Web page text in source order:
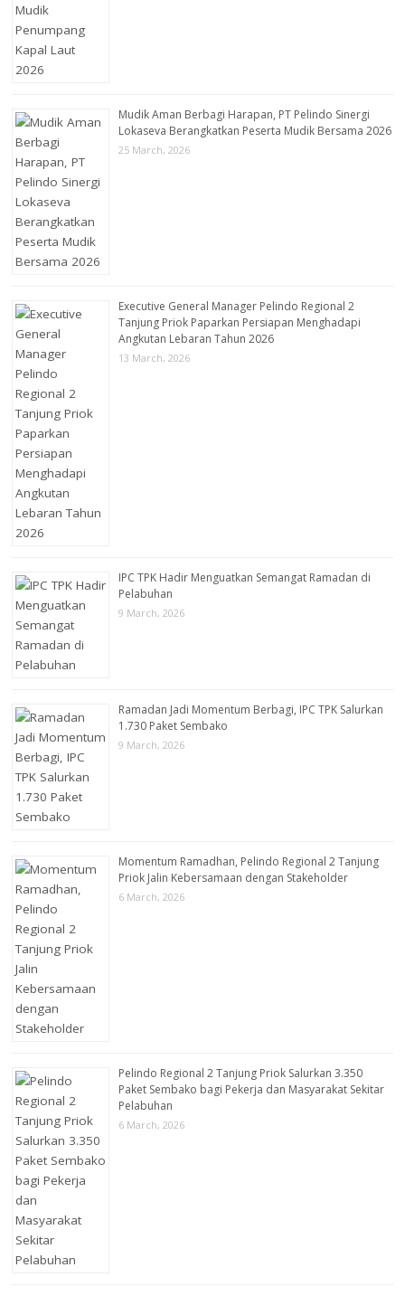
Mudik Aman Berbagi Harapan, PT Pelindo Sinergi
Lokaseva Berangkatkan Peserta Mudik Bersama 2026
25 March, 2026
Executive General Manager Pelindo Regional 2
Tanjung Priok Paparkan Persiapan Menghadapi
Angkutan Lebaran Tahun 2026
13 March, 2026
IPC TPK Hadir Menguatkan Semangat Ramadan di
Pelabuhan
9 March, 2026
Ramadan Jadi Momentum Berbagi, IPC TPK Salurkan
1.730 Paket Sembako
9 March, 2026
Momentum Ramadhan, Pelindo Regional 2 Tanjung
Priok Jalin Kebersamaan dengan Stakeholder
6 March, 2026
Pelindo Regional 2 Tanjung Priok Salurkan 3.350
Paket Sembako bagi Pekerja dan Masyarakat Sekitar
Pelabuhan
6 March, 2026